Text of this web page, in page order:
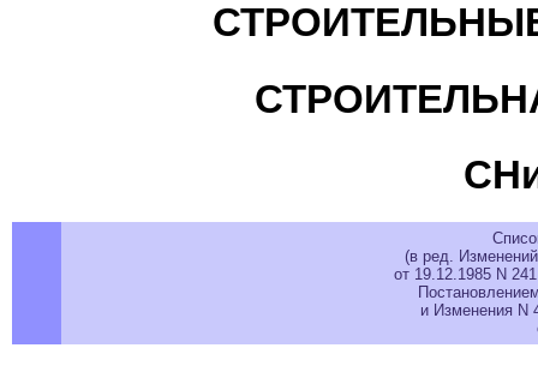
(в ред.
от 19.12.1985 N
и Изменения N